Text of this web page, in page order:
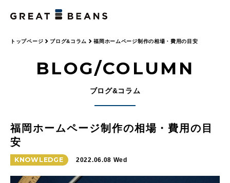
トップページ ブログ&コラム 福岡ホームページ制作の相場・費用の目安
BLOG/COLUMN
ブログ&コラム
福岡ホームページ制作の相場・費用の目
安
KNOWLEDGE 2022.06.08 Wed